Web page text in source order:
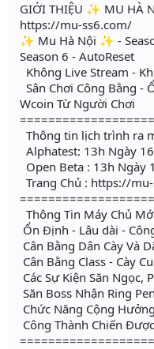
GIỚI THIỆU ✨ MU HÀ
https://mu-ss6.com/
✨ Mu Hà Nội ✨ -
Season 6 - AutoReset
Không Live Stream -
Sân Chơi Công Bằng -
Wcoin Từ Người Chơi
Thông tin lịch trình ra
Alphatest: 13h Ngày
Open Beta : 13h Ngày
Trang Chủ : https://
Thông Tin Máy Chủ
Ổn Định - Lâu dài -
Cân Bằng Dân Cày Và
Cân Bằng Class - Cày
Các Sự Kiện Săn
Săn Boss Nhận Ring
Chức Năng Cộng
Công Thành Chiến